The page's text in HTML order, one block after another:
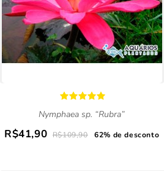
Nymphaea sp. “Rubra”
R$41,90 R$109,90 62% de desconto